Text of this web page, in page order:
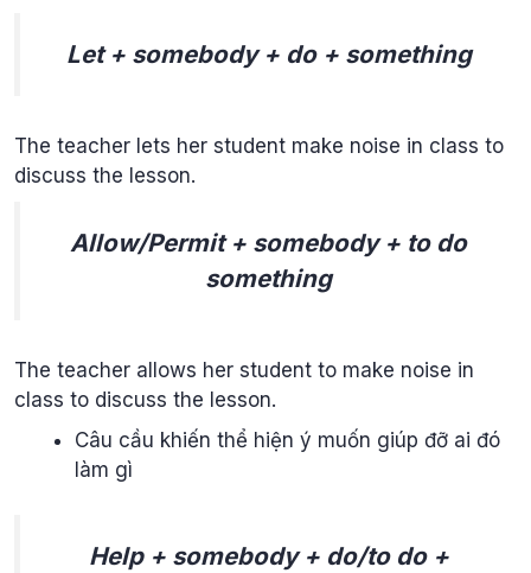
Let + somebody + do + something
The teacher lets her student make noise in class to
discuss the lesson.
Allow/Permit + somebody + to do
something
The teacher allows her student to make noise in
class to discuss the lesson.
Câu cầu khiến thể hiện ý muốn giúp đỡ ai đó
làm gì
Help + somebody + do/to do +